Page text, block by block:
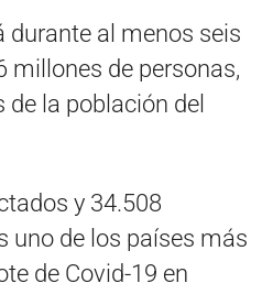
durante al menos seis
millones de personas,
de la población del
y 34.508
uno de los países más
de Covid-19 en